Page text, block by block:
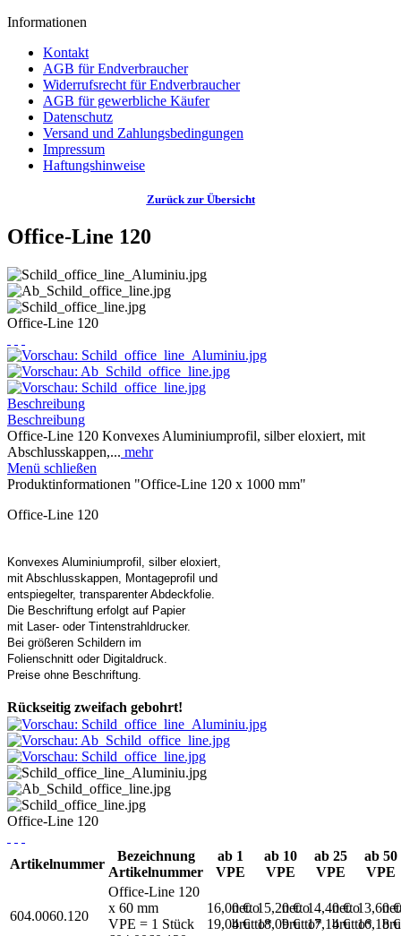
Informationen
Kontakt
AGB für Endverbraucher
Widerrufsrecht für Endverbraucher
AGB für gewerbliche Käufer
Datenschutz
Versand und Zahlungsbedingungen
Impressum
Haftungshinweise
Zurück zur Übersicht
Office-Line 120
Office-Line 120
Beschreibung
Beschreibung
Office-Line 120 Konvexes Aluminiumprofil, silber eloxiert, mit
Abschlusskappen,... mehr
Menü schließen
Produktinformationen "Office-Line 120 x 1000 mm"
Office-Line 120
Konvexes Aluminiumprofil, silber eloxiert,
mit Abschlusskappen, Montageprofil und
entspiegelter, transparenter Abdeckfolie.
Die Beschriftung erfolgt auf Papier
mit Laser- oder Tintenstrahldrucker.
Bei größeren Schildern im
Folienschnitt oder Digitaldruck.
Preise ohne Beschriftung.
Rückseitig zweifach gebohrt!
Office-Line 120
Artikelnummer
Bezeichnung
Artikelnummer
ab 1
VPE
ab 10
VPE
ab 25
VPE
ab 50
VPE
604.0060.120
Office-Line 120
x 60 mm
VPE = 1 Stück
16,00 €
netto
19,04 €
brutto*
15,20 €
netto
18,09 €
brutto*
14,40 €
netto
17,14 €brutto*
13,60
16,18